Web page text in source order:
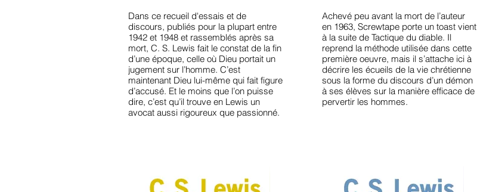
Dans ce recueil d'essais et de
discours, publiés pour la plupart entre
1942 et 1948 et rassemblés après sa
mort, C. S. Lewis fait le constat de la fin
d’une époque, celle où Dieu portait un
jugement sur l’homme. C’est
maintenant Dieu lui-même qui fait figure
d’accusé. Et le moins que l’on puisse
dire, c’est qu’il trouve en Lewis un
avocat aussi rigoureux que passionné.
Achevé peu avant la mort de l’auteur
en 1963, Screwtape porte un toast vient
à la suite de Tactique du diable. Il
reprend la méthode utilisée dans cette
première oeuvre, mais il s’attache ici à
décrire les écueils de la vie chrétienne
sous la forme du discours d’un démon
à ses élèves sur la manière efficace de
pervertir les hommes.